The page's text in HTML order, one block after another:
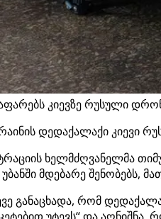
კიევზე რუსული
დედაქალაქი კიევი
ხელმძღვანელმა
უბანში მდებარე
განაცხადა, რომ